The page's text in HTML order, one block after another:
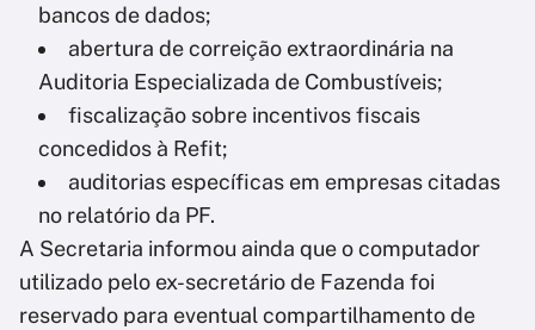
bancos de dados;
abertura de correição extraordinária na
Auditoria Especializada de Combustíveis;
fiscalização sobre incentivos fiscais
concedidos à Refit;
auditorias específicas em empresas citadas
no relatório da PF.
A Secretaria informou ainda que o computador
utilizado pelo ex-secretário de Fazenda foi
reservado para eventual compartilhamento de